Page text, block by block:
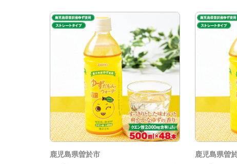
鹿児島県曽於市 鹿児島県曽